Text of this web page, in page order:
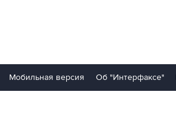
Мобильная версия Об "Интерфаксе"